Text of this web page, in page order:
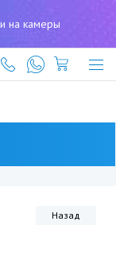
на камеры
(727)
317-
61-
61
Назад